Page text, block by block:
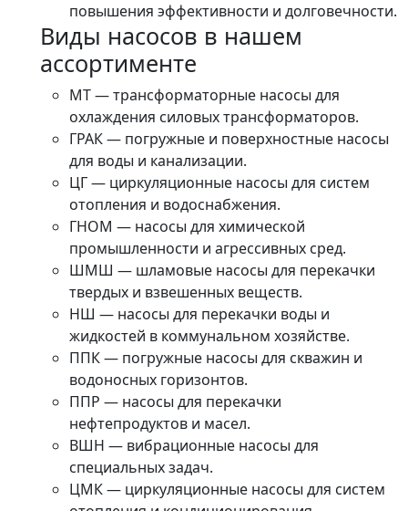
повышения эффективности и долговечности.
Виды насосов в нашем
ассортименте
МТ — трансформаторные насосы для
охлаждения силовых трансформаторов.
ГРАК — погружные и поверхностные насосы
для воды и канализации.
ЦГ — циркуляционные насосы для систем
отопления и водоснабжения.
ГНОМ — насосы для химической
промышленности и агрессивных сред.
ШМШ — шламовые насосы для перекачки
твердых и взвешенных веществ.
НШ — насосы для перекачки воды и
жидкостей в коммунальном хозяйстве.
ППК — погружные насосы для скважин и
водоносных горизонтов.
ППР — насосы для перекачки
нефтепродуктов и масел.
ВШН — вибрационные насосы для
специальных задач.
ЦМК — циркуляционные насосы для систем